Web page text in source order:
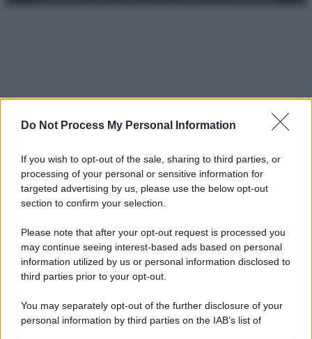
Do Not Process My Personal Information
If you wish to opt-out of the sale, sharing to third parties, or
processing of your personal or sensitive information for
targeted advertising by us, please use the below opt-out
section to confirm your selection.
Please note that after your opt-out request is processed you
may continue seeing interest-based ads based on personal
information utilized by us or personal information disclosed to
third parties prior to your opt-out.
You may separately opt-out of the further disclosure of your
personal information by third parties on the IAB’s list of